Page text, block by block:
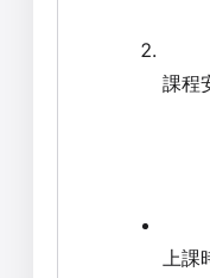
課程
上課